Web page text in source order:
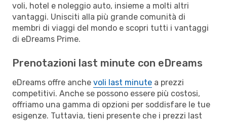
voli, hotel e noleggio auto, insieme a molti altri
vantaggi. Unisciti alla più grande comunità di
membri di viaggi del mondo e scopri tutti i vantaggi
di eDreams Prime.
Prenotazioni last minute con eDreams
eDreams offre anche voli last minute a prezzi
competitivi. Anche se possono essere più costosi,
offriamo una gamma di opzioni per soddisfare le tue
esigenze. Tuttavia, tieni presente che i prezzi last